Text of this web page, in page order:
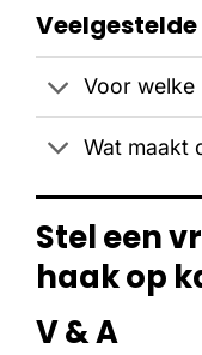
Voor welke
Wat maakt
Stel een
haak op
V & A